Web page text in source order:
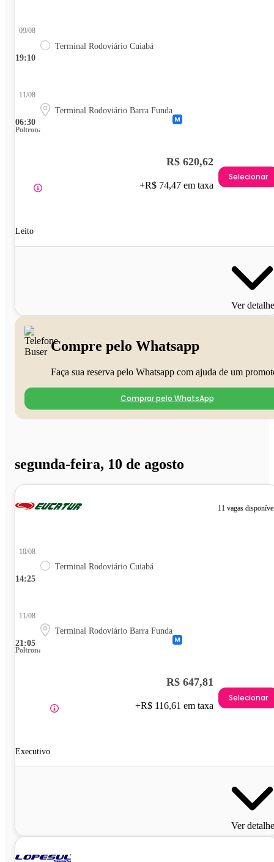
19:10
09/08
Terminal Rodoviário Cuiabá
06:30
11/08
Terminal Rodoviário Barra Funda
Poltrona
Leito
R$ 620,62
+R$ 74,47 em taxa
Selecionar
Ver
Compre pelo Whatsapp
Faça sua reserva pelo Whatsapp com ajuda de um
Comprar pelo WhatsApp
segunda-feira, 10 de agosto
11 vagas
14:25
10/08
Terminal Rodoviário Cuiabá
21:05
11/08
Terminal Rodoviário Barra Funda
Poltrona
Executivo
R$ 647,81
+R$ 116,61 em taxa
Selecionar
Ver